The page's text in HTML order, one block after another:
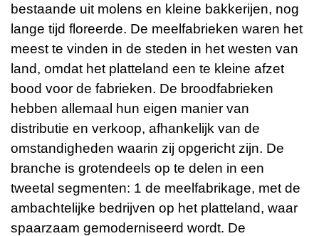
bestaande uit molens en kleine bakkerijen, nog
lange tijd floreerde. De meelfabrieken waren het
meest te vinden in de steden in het westen van
land, omdat het platteland een te kleine afzet
bood voor de fabrieken. De broodfabrieken
hebben allemaal hun eigen manier van
distributie en verkoop, afhankelijk van de
omstandigheden waarin zij opgericht zijn. De
branche is grotendeels op te delen in een
tweetal segmenten: 1 de meelfabrikage, met de
ambachtelijke bedrijven op het platteland, waar
spaarzaam gemoderniseerd wordt. De